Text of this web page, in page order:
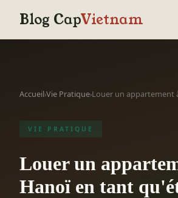
Blog CapVietnam
Accueil›Vie Pratique›Louer un appartement
VIE PRATIQUE
Louer un
Hanoï en tant